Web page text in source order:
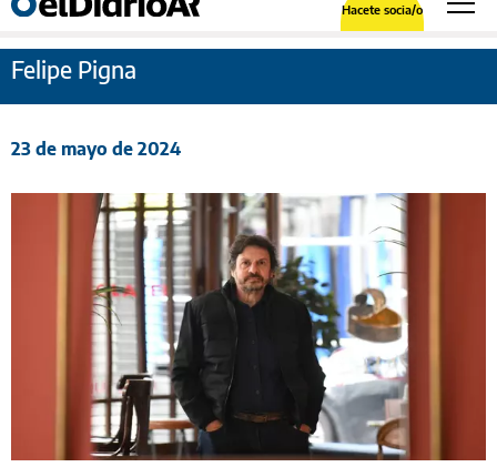
Hacete socia/o
Felipe Pigna
23 de mayo de 2024